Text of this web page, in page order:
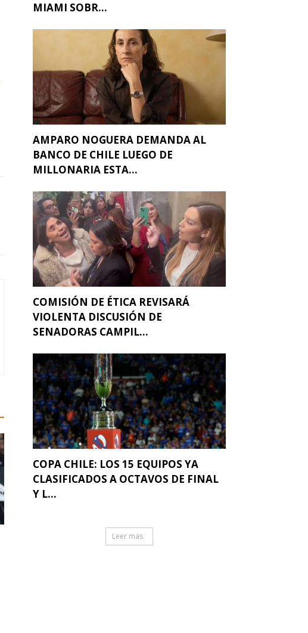
MIAMI SOBR...
AMPARO NOGUERA DEMANDA AL
BANCO DE CHILE LUEGO DE
MILLONARIA ESTA...
COMISIÓN DE ÉTICA REVISARÁ
VIOLENTA DISCUSIÓN DE
SENADORAS CAMPIL...
COPA CHILE: LOS 15 EQUIPOS YA
CLASIFICADOS A OCTAVOS DE FINAL
Y L...
Leer mas